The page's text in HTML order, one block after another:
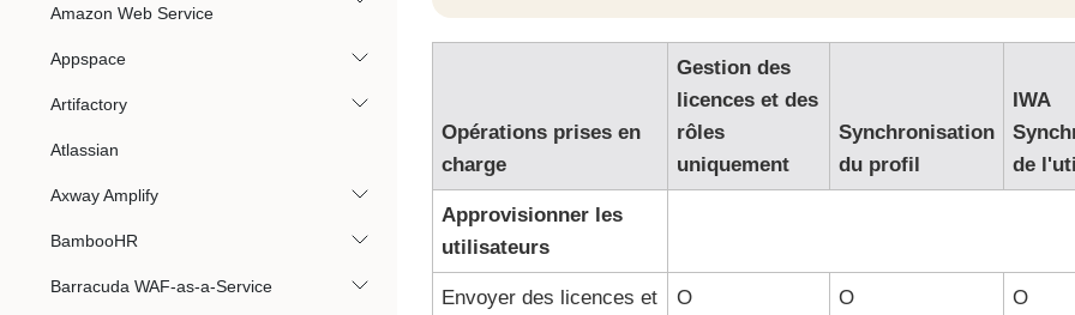
Amazon Web Service
Appspace
Artifactory
Atlassian
Axway Amplify
BambooHR
Barracuda WAF-as-a-Service
Opérations prises en
charge
Gestion des
licences et des
rôles
uniquement
Synchronisation
du profil
IWA
de
Approvisionner les
utilisateurs
Envoyer des licences et
O O O